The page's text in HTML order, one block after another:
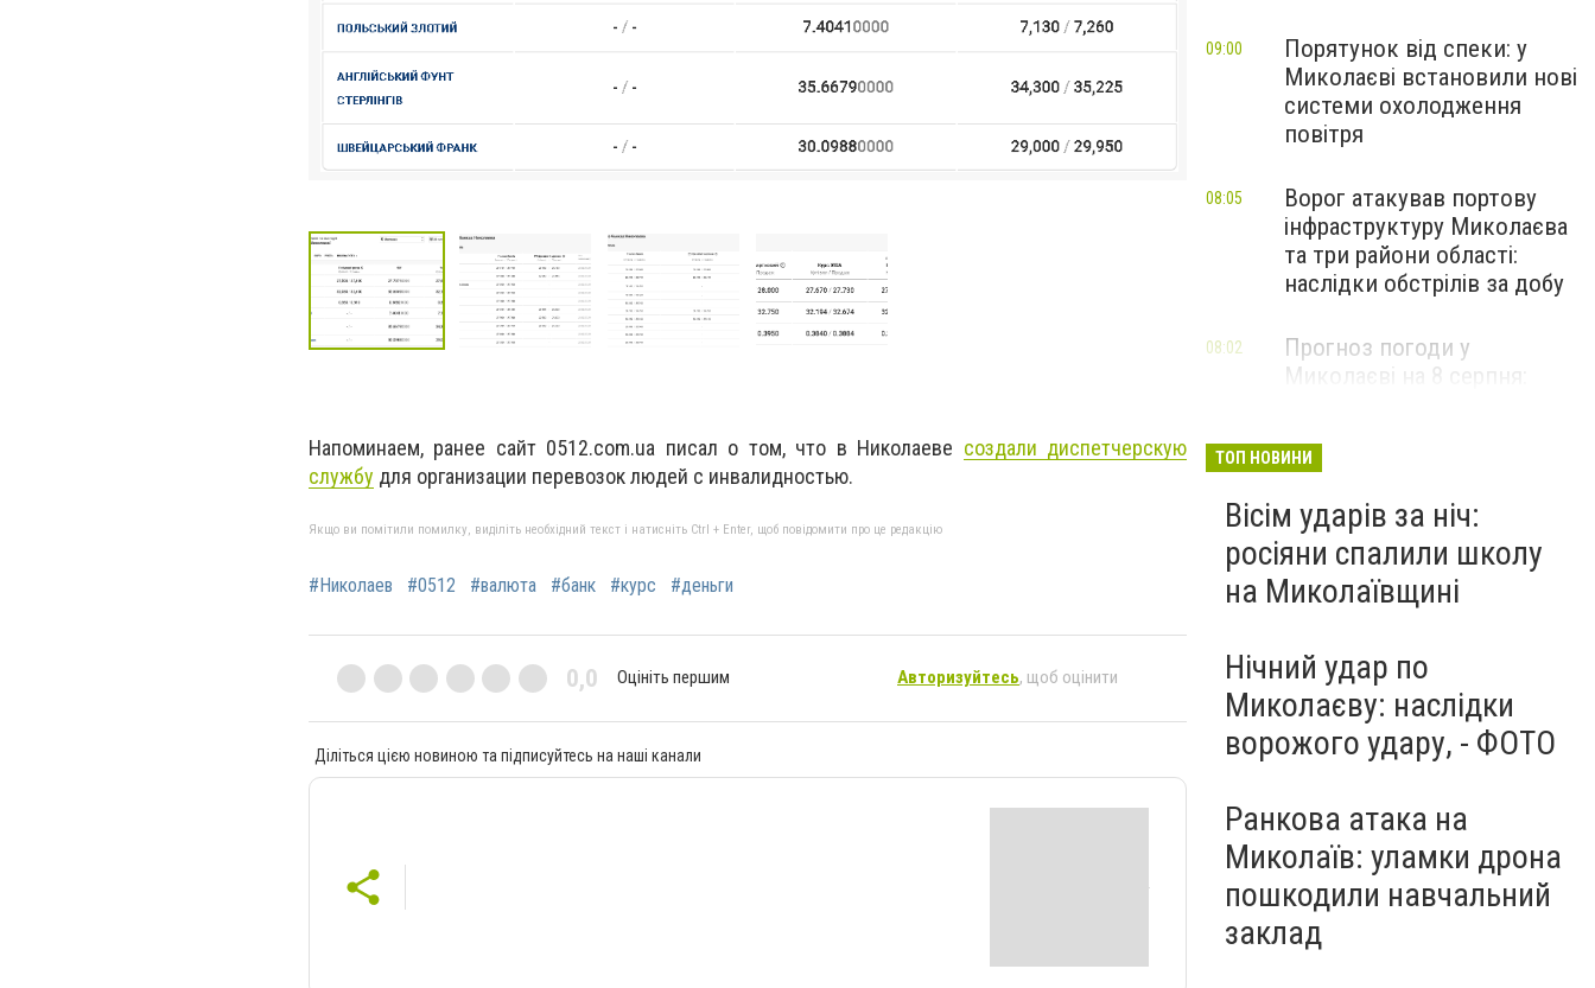
Напоминаем, ранее сайт 0512.com.ua писал о том, что в Николаеве создали диспетчерскую
службу для организации перевозок людей с инвалидностью.
Якщо ви помітили помилку, виділіть необхідний текст і натисніть Ctrl + Enter, щоб повідомити про це редакцію
#Николаев #0512 #валюта #банк #курс #деньги
0,0 Оцініть першим Авторизуйтесь, щоб оцінити
Діліться цією новиною та підписуйтесь на наші канали
Порятунок від спеки: у
Миколаєві встановили нові
системи охолодження
повітря
09:00
Ворог атакував портову
інфраструктуру Миколаєва
та три райони області:
наслідки обстрілів за добу
08:05
Прогноз погоди у
Миколаєві на 8 серпня:
08:02
ТОП НОВИНИ
Вісім ударів за ніч:
росіяни спалили школу
на Миколаївщині
Нічний удар по
Миколаєву: наслідки
ворожого удару, - ФОТО
Ранкова атака на
Миколаїв: уламки дрона
пошкодили навчальний
заклад